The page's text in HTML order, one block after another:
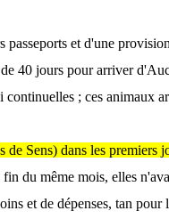
passeports et d'une
40 jours pour arriver
continuelles ; ces animaux
de Sens) dans les premiers
du même mois, elles
et de dépenses, tan